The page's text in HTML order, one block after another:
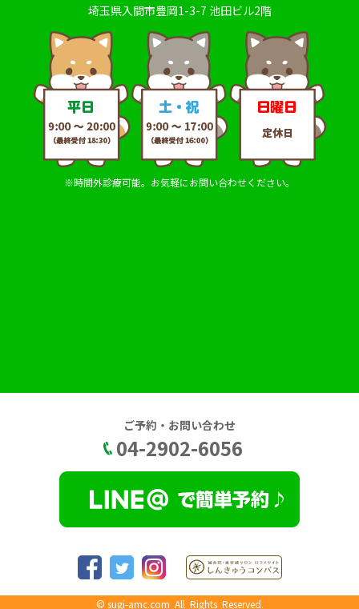
埼玉県入間市豊岡1-3-7 池田ビル2階
※時間外診療可能。お気軽にお問い合わせください。
ご予約・お問い合わせ
04-2902-6056
© sugi-amc.com All Rights Reserved.